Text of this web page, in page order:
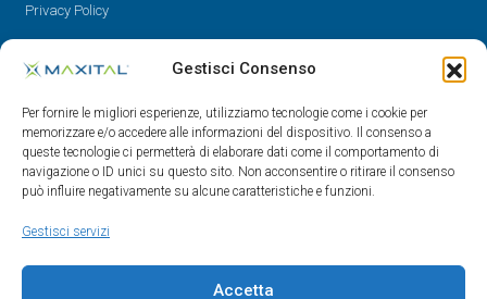
Gestisci Consenso
Per fornire le migliori esperienze, utilizziamo tecnologie come i cookie per
memorizzare e/o accedere alle informazioni del dispositivo. Il consenso a
queste tecnologie ci permetterà di elaborare dati come il comportamento di
navigazione o ID unici su questo sito. Non acconsentire o ritirare il consenso
può influire negativamente su alcune caratteristiche e funzioni.
Gestisci servizi
Accetta
Privacy Policy
Contatti
08.30 - 12.30 / 14 - 18
0522/909701
0522/909748